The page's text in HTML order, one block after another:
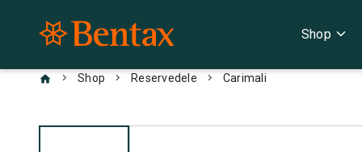
Shop expand_more
chevron_right Shop chevron_right Reservedele chevron_right Carimali